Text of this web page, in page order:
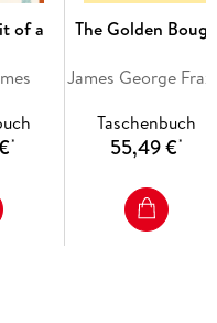
of a
*
The Golden
Taschenbuch
55,49 €*